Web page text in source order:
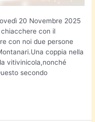
20 Novembre 2025
con il
con noi due persone
coppia nella
vitivinicola,nonché
secondo